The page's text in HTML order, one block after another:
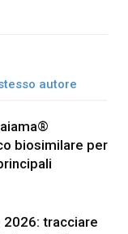
autore
biosimilare per
2026: tracciare